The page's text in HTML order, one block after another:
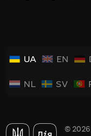
UA EN
NL SV
©